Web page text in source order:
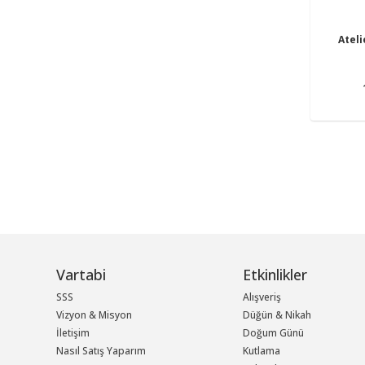
Vartabi
SSS
Vizyon & Misyon
İletişim
Nasıl Satış Yaparım
Etkinlikler
Alışveriş
Düğün & Nikah
Doğum Günü
Kutlama